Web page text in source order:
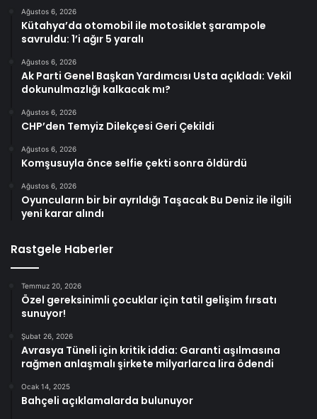
Ağustos 6, 2026
Kütahya’da otomobil ile motosiklet şarampole
savruldu: 1’i ağır 5 yaralı
Ağustos 6, 2026
Ak Parti Genel Başkan Yardımcısı Usta açıkladı: Vekil
dokunulmazlığı kalkacak mı?
Ağustos 6, 2026
CHP’den Temyiz Dilekçesi Geri Çekildi
Ağustos 6, 2026
Komşusuyla önce selfie çekti sonra öldürdü
Ağustos 6, 2026
Oyuncuların bir bir ayrıldığı Taşacak Bu Deniz ile ilgili
yeni karar alındı
Rastgele Haberler
Temmuz 20, 2026
Özel gereksinimli çocuklar için tatil gelişim fırsatı
sunuyor!
Şubat 26, 2026
Avrasya Tüneli için kritik iddia: Garanti aşılmasına
rağmen anlaşmalı şirkete milyarlarca lira ödendi
Ocak 14, 2025
Bahçeli açıklamalarda bulunuyor